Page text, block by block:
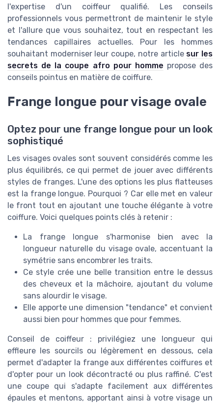
l'expertise d'un coiffeur qualifié. Les conseils
professionnels vous permettront de maintenir le style
et l'allure que vous souhaitez, tout en respectant les
tendances capillaires actuelles. Pour les hommes
souhaitant moderniser leur coupe, notre article sur les
secrets de la coupe afro pour homme propose des
conseils pointus en matière de coiffure.
Frange longue pour visage ovale
Optez pour une frange longue pour un look
sophistiqué
Les visages ovales sont souvent considérés comme les
plus équilibrés, ce qui permet de jouer avec différents
styles de franges. L'une des options les plus flatteuses
est la frange longue. Pourquoi ? Car elle met en valeur
le front tout en ajoutant une touche élégante à votre
coiffure. Voici quelques points clés à retenir :
La frange longue s'harmonise bien avec la
longueur naturelle du visage ovale, accentuant la
symétrie sans encombrer les traits.
Ce style crée une belle transition entre le dessus
des cheveux et la mâchoire, ajoutant du volume
sans alourdir le visage.
Elle apporte une dimension "tendance" et convient
aussi bien pour hommes que pour femmes.
Conseil de coiffeur : privilégiez une longueur qui
effleure les sourcils ou légèrement en dessous, cela
permet d'adapter la frange aux différentes coiffures et
d'opter pour un look décontracté ou plus raffiné. C'est
une coupe qui s'adapte facilement aux différentes
épaules et mentons, apportant ainsi à votre visage un